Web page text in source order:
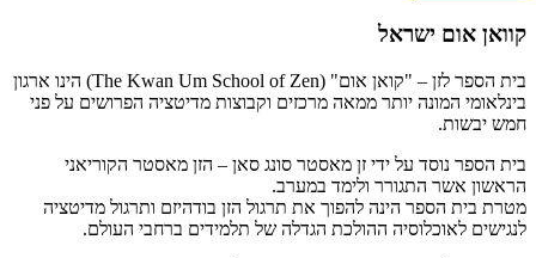
קוואן אום ישראל
בית הספר לזן – "קואן אום" (The Kwan Um School of Zen) הינו ארגון
בינלאומי המונה יותר ממאה מרכזים וקבוצות מדיטציה הפרושים על פני
חמש יבשות.
בית הספר נוסד על ידי זן מאסטר סונג סאן – הזן מאסטר הקוריאני
הראשון אשר התגורר ולימד במערב.
מטרת בית הספר הינה להפוך את תרגול הזן בודהיזם ותרגול מדיטציה
לנגישים לאוכלוסיה ההולכת הגדלה של תלמידים ברחבי העולם.